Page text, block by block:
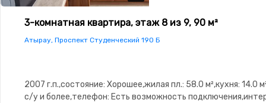
3-комнатная квартира, этаж 8 из 9, 90 м²
Атырау, Проспект Студенческий 190 Б
2007 г.п.,состояние: Хорошее,жилая пл.: 58.0 м²,кухня: 14.0
с/у и более,телефон: Есть возможность